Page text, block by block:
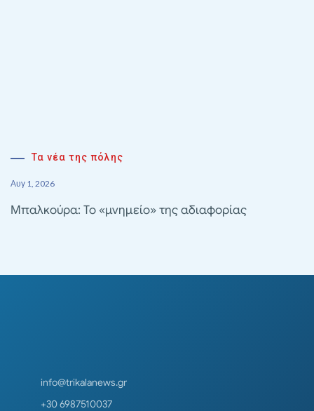
Τα νέα της πόλης
Αυγ 1, 2026
Μπαλκούρα: Το «μνημείο» της αδιαφορίας
info@trikalanews.gr
+30 6987510037